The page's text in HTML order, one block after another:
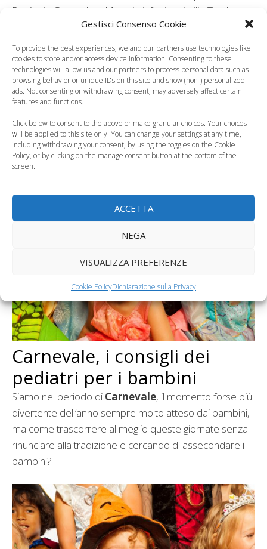
Gestisci Consenso Cookie
To provide the best experiences, we and our partners use technologies like
cookies to store and/or access device information. Consenting to these
technologies will allow us and our partners to process personal data such as
browsing behavior or unique IDs on this site and show (non-) personalized
ads. Not consenting or withdrawing consent, may adversely affect certain
features and functions.
Click below to consent to the above or make granular choices. Your choices
will be applied to this site only. You can change your settings at any time,
including withdrawing your consent, by using the toggles on the Cookie
Policy, or by clicking on the manage consent button at the bottom of the
screen.
ACCETTA
NEGA
VISUALIZZA PREFERENZE
Cookie PolicyDichiarazione sulla Privacy
Pediatria Generale e Malattie infettive, Attilio Turchetta,
responsabile di Medicina dello Sport, Luca Buzzonetti,
responsabile di Oculistica dell’Ospedale Pediatrico,
May El Hachem, dermatologa,Alessandro Fiocchi,
responsabile di Allergologia, Giuseppe Morino,
responsabile di Educazione Alimentare)per
affrontare meglio l’estate con i bambini
raggiungendo un giusto equilibrio.
Categorie
Puericultura, Educazione,Salute del Bambino,
Salute del Neonato
Carnevale, i consigli dei
pediatri per i bambini
Siamo nel periodo di Carnevale, il momento forse più
divertente dell’anno sempre molto atteso dai bambini,
ma come trascorrere al meglio queste giornate senza
rinunciare alla tradizione e cercando di assecondare i
bambini?